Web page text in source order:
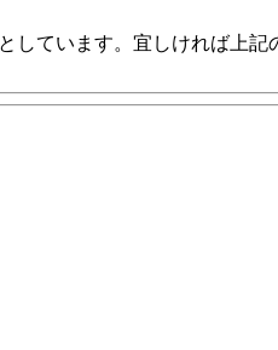
しています。宜しければ上